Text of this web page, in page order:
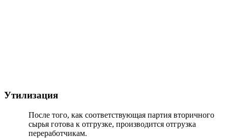
Утилизация
После того, как соответствующая партия вторичного
сырья готова к отгрузке, производится отгрузка
переработчикам.